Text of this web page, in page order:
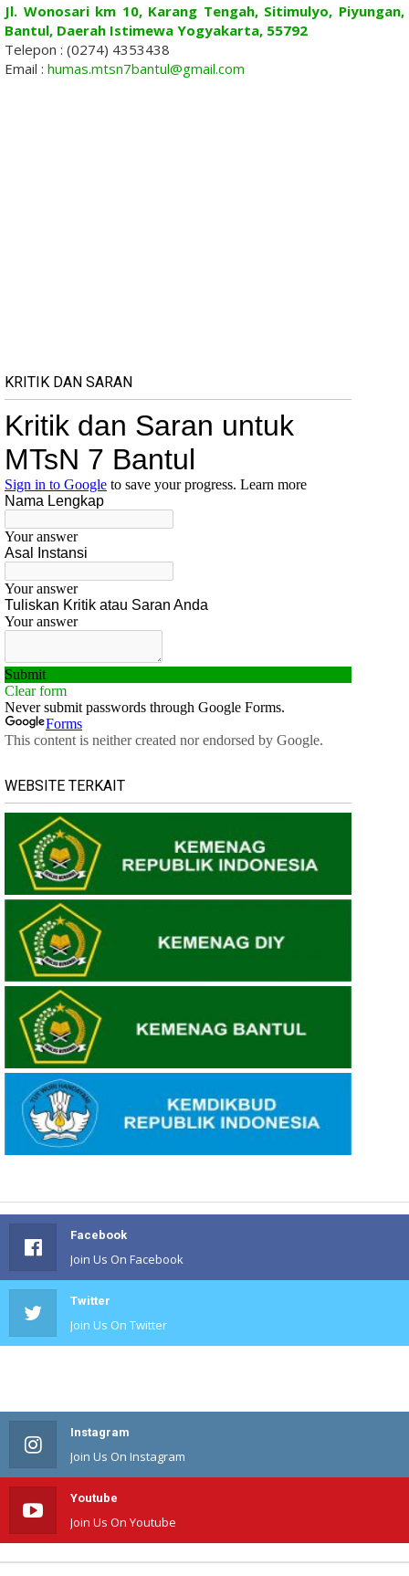
Jl. Wonosari km 10, Karang Tengah, Sitimulyo, Piyungan,
Bantul, Daerah Istimewa Yogyakarta, 55792
Telepon : (0274) 4353438
Email : humas.mtsn7bantul@gmail.com
KRITIK DAN SARAN
WEBSITE TERKAIT
Facebook
Join Us On Facebook
Twitter
Join Us On Twitter
Instagram
Join Us On Instagram
Youtube
Join Us On Youtube